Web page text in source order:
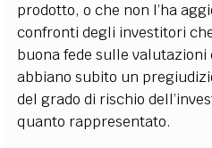
prodotto, o che non l’ha
confronti degli investitori
buona fede sulle valutazioni
abbiano subito un
del grado di rischio
quanto rappresentato.